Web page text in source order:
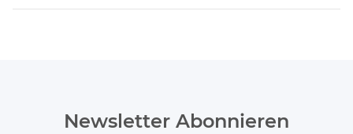
Newsletter Abonnieren